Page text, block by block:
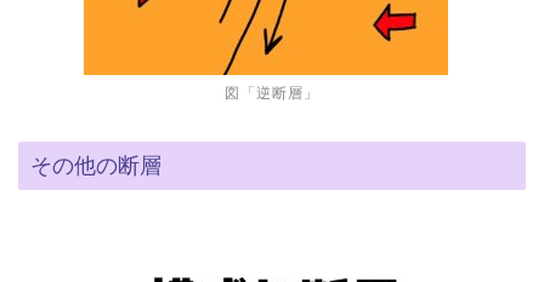
図「逆断層」
その他の断層